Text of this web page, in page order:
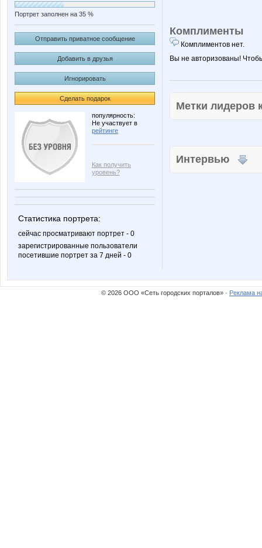
Портрет заполнен на 35 %
Отправить приватное сообщение
Добавить в друзья
Игнорировать
Сделать подарок
популярность:
Не участвует в
рейтинге
Как получить
уровень?
Статистика портрета:
сейчас просматривают портрет - 0
зарегистрированные пользователи
посетившие портрет за 7 дней - 0
Комплименты
Комплиментов нет.
Вы не авторизованы!
Метки
Интервью
© 2026 ООО «Сеть городских порталов» · Реклама